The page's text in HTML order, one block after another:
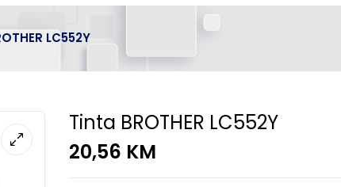
LC552Y
Tinta BROTHER LC552Y
20,56 KM